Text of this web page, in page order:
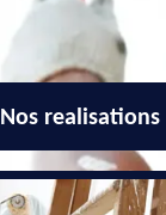
Nos realisations